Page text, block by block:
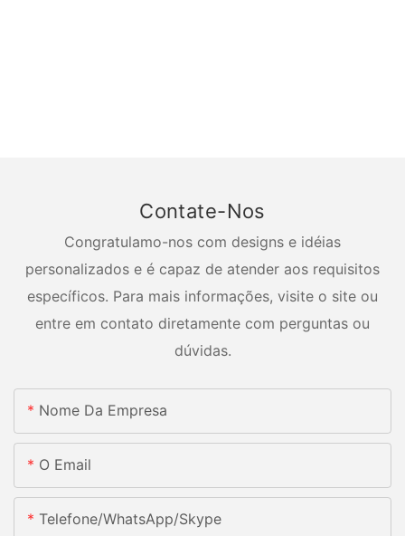
Contate-Nos
Congratulamo-nos com designs e idéias
personalizados e é capaz de atender aos requisitos
específicos. Para mais informações, visite o site ou
entre em contato diretamente com perguntas ou
dúvidas.
Nome Da Empresa
O Email
Telefone/whatsApp/skype